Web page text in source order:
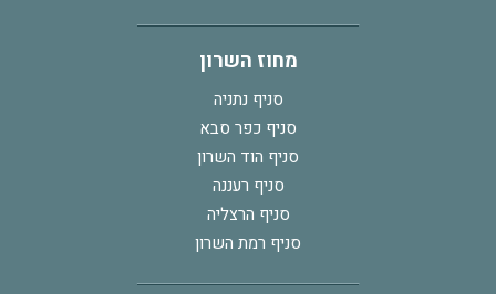
מחוז השרון
סניף נתניה
סניף כפר סבא
סניף הוד השרון
סניף רעננה
סניף הרצליה
סניף רמת השרון